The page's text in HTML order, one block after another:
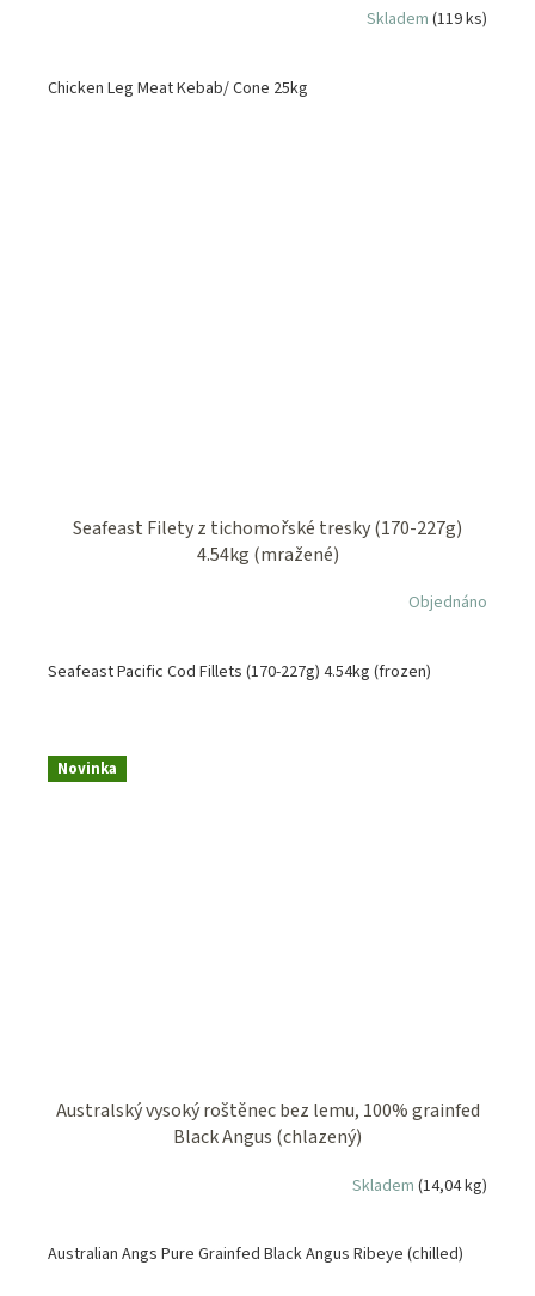
Skladem (119 ks)
Chicken Leg Meat Kebab/ Cone 25kg
Seafeast Filety z tichomořské tresky (170-227g)
4.54kg (mražené)
Objednáno
Seafeast Pacific Cod Fillets (170-227g) 4.54kg (frozen)
Novinka
Australský vysoký roštěnec bez lemu, 100% grainfed
Black Angus (chlazený)
Skladem (14,04 kg)
Australian Angs Pure Grainfed Black Angus Ribeye (chilled)